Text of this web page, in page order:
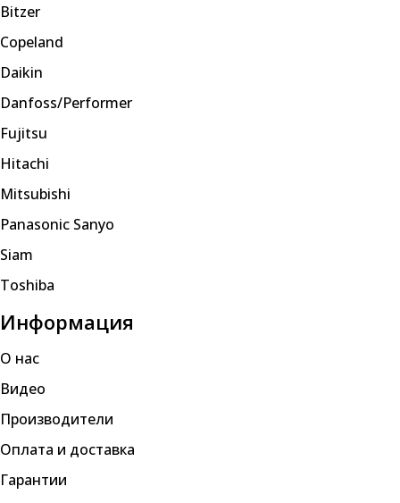
Bitzer
Copeland
Daikin
Danfoss/Performer
Fujitsu
Hitachi
Mitsubishi
Panasonic Sanyo
Siam
Toshiba
Информация
О нас
Видео
Производители
Оплата и доставка
Гарантии